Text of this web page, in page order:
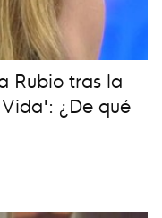
Rubio tras la
¿De qué